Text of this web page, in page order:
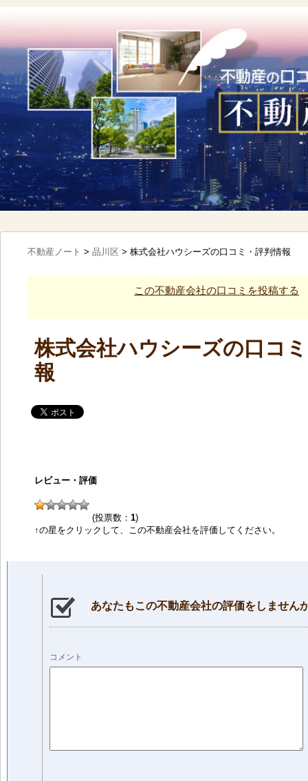
不動産ノート > 品川区 > 株式会社ハウシーズの口コミ・評判情報
この不動産会社の口コミを投稿する
株式会社ハウシーズの口コ
報
レビュー・評価
(投票数： 1)
↑の星をクリックして、この不動産会社を評価してください。
あなたもこの不動産会社の評価をしません
コメント